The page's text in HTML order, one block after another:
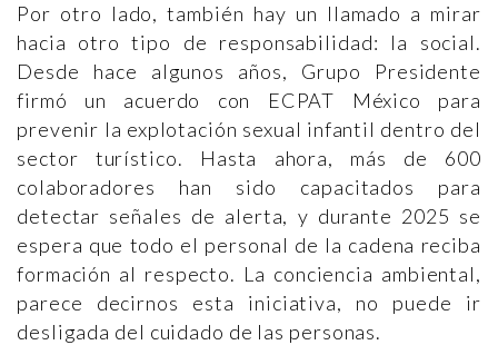
Por otro lado, también hay un llamado a mirar
hacia otro tipo de responsabilidad: la social.
Desde hace algunos años, Grupo Presidente
firmó un acuerdo con ECPAT México para
prevenir la explotación sexual infantil dentro del
sector turístico. Hasta ahora, más de 600
colaboradores han sido capacitados para
detectar señales de alerta, y durante 2025 se
espera que todo el personal de la cadena reciba
formación al respecto. La conciencia ambiental,
parece decirnos esta iniciativa, no puede ir
desligada del cuidado de las personas.